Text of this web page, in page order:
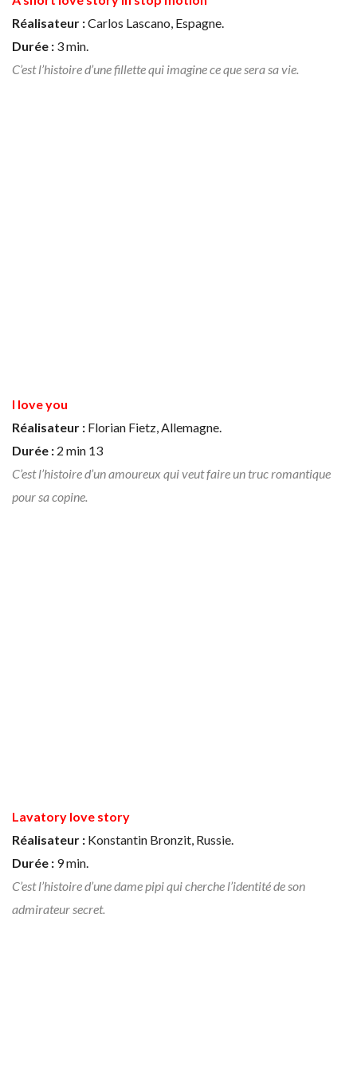
Réalisateur :Carlos Lascano, Espagne.
Durée : 3 min.
C’est l’histoire d’une fillette qui imagine ce que sera sa vie.
I love you
Réalisateur : Florian Fietz, Allemagne.
Durée : 2 min 13
C’est l’histoire d’un amoureux qui veut faire un truc romantique
pour sa copine.
Lavatory love story
Réalisateur : Konstantin Bronzit, Russie.
Durée : 9 min.
C’est l’histoire d’une dame pipi qui cherche l’identité de son
admirateur secret.